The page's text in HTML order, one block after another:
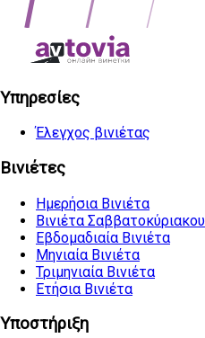
Υπηρεσίες
Έλεγχος βινιέτας
Βινιέτες
Ημερήσια Βινιέτα
Βινιέτα Σαββατοκύριακου
Εβδομαδιαία Βινιέτα
Μηνιαία Βινιέτα
Τριμηνιαία Βινιέτα
Ετήσια Βινιέτα
Υποστήριξη